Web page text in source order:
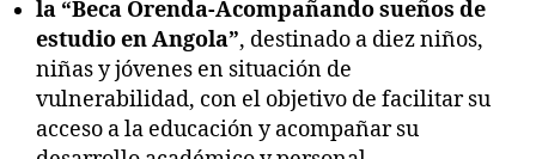
la “Beca Orenda-Acompañando sueños de
estudio en Angola”, destinado a diez niños,
niñas y jóvenes en situación de
vulnerabilidad, con el objetivo de facilitar su
acceso a la educación y acompañar su